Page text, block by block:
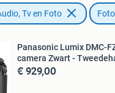
Tv en Foto
Panasonic Lumix DMC-
camera Zwart -
€ 929,00